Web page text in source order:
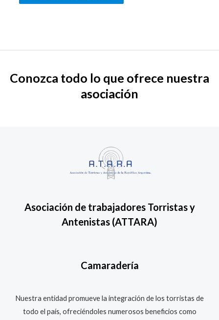
Conozca todo lo que ofrece nuestra
asociación
Asociación de trabajadores Torristas y
Antenistas (ATTARA)
Camaradería
Nuestra entidad promueve la integración de los torristas de
todo el país, ofreciéndoles numerosos beneficios como